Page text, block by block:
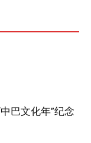
巴文化年”纪念